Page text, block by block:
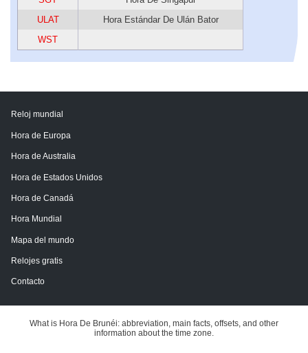
ULAT
Hora Estándar De Ulán Bator
WST
Reloj mundial
Hora de Europa
Hora de Australia
Hora de Estados Unidos
Hora de Canadá
Hora Mundial
Mapa del mundo
Relojes gratis
Contacto
What is Hora De Brunéi: abbreviation, main facts, offsets, and other
information about the time zone.